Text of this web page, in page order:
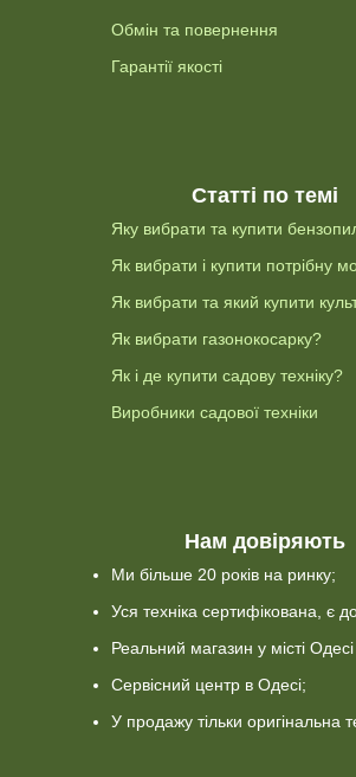
Обмін та повернення
Гарантії якості
Статті по темі
Яку вибрати та купити
Як вибрати і купити потрібну
Як вибрати та який купити
Як вибрати газонокосарку?
Як і де купити садову техніку?
Виробники садової техніки
Нам довіряють
Ми більше 20 років на ринку;
Уся техніка сертифікована, є
Реальний магазин у місті
Сервісний центр в Одесі;
У продажу тільки оригінальна